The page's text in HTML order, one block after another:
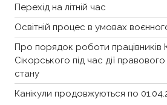
Перехід на літній час
Освітній процес в умовах
Про порядок роботи працівників
Сікорського під час дії
стану
Канікули продовжуються по